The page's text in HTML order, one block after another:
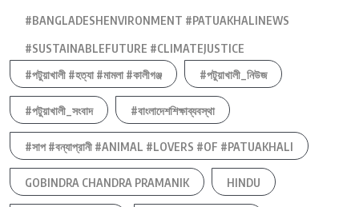
#BANGLADESHENVIRONMENT #PATUAKHALINEWS
#SUSTAINABLEFUTURE #CLIMATEJUSTICE
#পটুয়াখালী #হত্যা #মামলা #কালীগঞ্জ
#পটুয়াখালী_নিউজ
#পটুয়াখালী_সংবাদ #বাংলাদেশশিক্ষাব্যবস্থা
#সাপ #বন্যাপ্রানী #ANIMAL #LOVERS #OF #PATUAKHALI
GOBINDRA CHANDRA PRAMANIK HINDU